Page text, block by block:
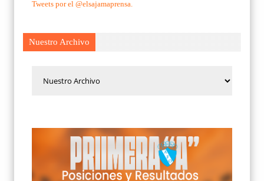
Tweets por el @elsajamaprensa.
Nuestro Archivo